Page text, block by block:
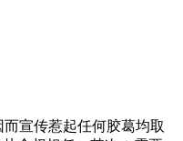
宣传惹起任何胶葛均取